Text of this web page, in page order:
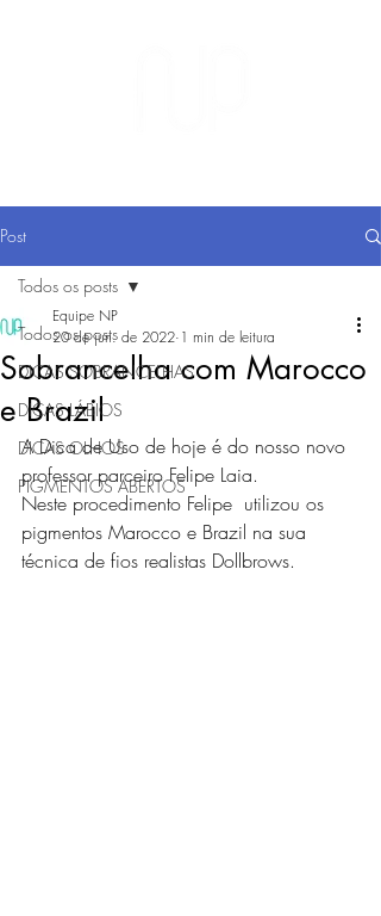
Post
Todos os posts
DICAS SOBRANCELHAS
DICAS LÁBIOS
DICAS OLHOS
PIGMENTOS ABERTOS
Todos os posts
Sobrancelha com Marocco
e Brazil
Equipe NP
20 de jun. de 2022 1 min de leitura
A Dica de Uso de hoje é do nosso novo
professor parceiro Felipe Laia.
Neste procedimento Felipe  utilizou os
pigmentos Marocco e Brazil na sua
técnica de fios realistas Dollbrows.